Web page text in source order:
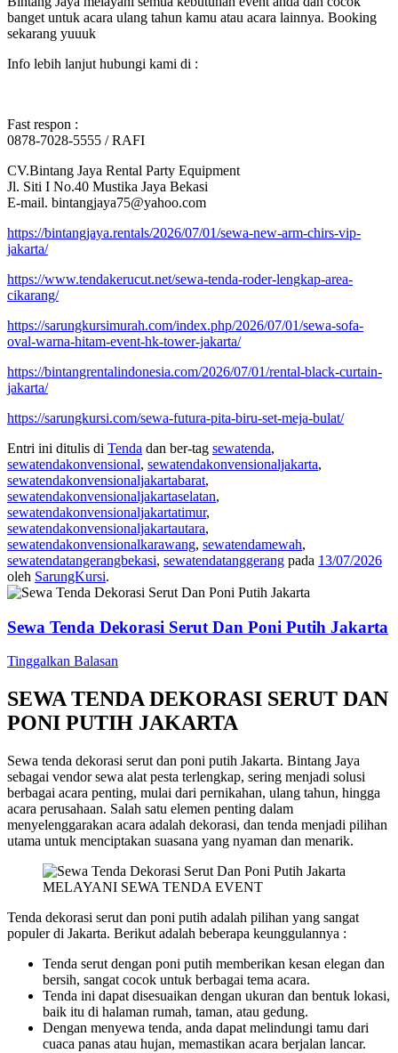
banget untuk acara ulang tahun kamu atau acara lainnya. Booking
sekarang yuuuk
Info lebih lanjut hubungi kami di :
Fast respon :
0878-7028-5555 / RAFI
CV.Bintang Jaya Rental Party Equipment
Jl. Siti I No.40 Mustika Jaya Bekasi
E-mail. bintangjaya75@yahoo.com
https://bintangjaya.rentals/2026/07/01/sewa-new-arm-chirs-vip-
jakarta/
https://www.tendakerucut.net/sewa-tenda-roder-lengkap-area-
cikarang/
https://sarungkursimurah.com/index.php/2026/07/01/sewa-sofa-
oval-warna-hitam-event-hk-tower-jakarta/
https://bintangrentalindonesia.com/2026/07/01/rental-black-curtain-
jakarta/
https://sarungkursi.com/sewa-futura-pita-biru-set-meja-bulat/
Entri ini ditulis di Tenda dan ber-tag sewatenda,
sewatendakonvensional, sewatendakonvensionaljakarta,
sewatendakonvensionaljakartabarat,
sewatendakonvensionaljakartaselatan,
sewatendakonvensionaljakartatimur,
sewatendakonvensionaljakartautara,
sewatendakonvensionalkarawang, sewatendamewah,
sewatendatangerangbekasi, sewatendatanggerang pada 13/07/2026
oleh SarungKursi.
Sewa Tenda Dekorasi Serut Dan Poni Putih Jakarta
Tinggalkan Balasan
SEWA TENDA DEKORASI SERUT DAN
PONI PUTIH JAKARTA
Sewa tenda dekorasi serut dan poni putih Jakarta. Bintang Jaya
sebagai vendor sewa alat pesta terlengkap, sering menjadi solusi
berbagai acara penting, mulai dari pernikahan, ulang tahun, hingga
acara perusahaan. Salah satu elemen penting dalam
menyelenggarakan acara adalah dekorasi, dan tenda menjadi pilihan
utama untuk menciptakan suasana yang nyaman dan menarik.
MELAYANI SEWA TENDA EVENT
Tenda dekorasi serut dan poni putih adalah pilihan yang sangat
populer di Jakarta. Berikut adalah beberapa keunggulannya :
Tenda serut dengan poni putih memberikan kesan elegan dan
bersih, sangat cocok untuk berbagai tema acara.
Tenda ini dapat disesuaikan dengan ukuran dan bentuk lokasi,
baik itu di halaman rumah, taman, atau gedung.
Dengan menyewa tenda, anda dapat melindungi tamu dari
cuaca panas atau hujan, memastikan acara berjalan lancar.